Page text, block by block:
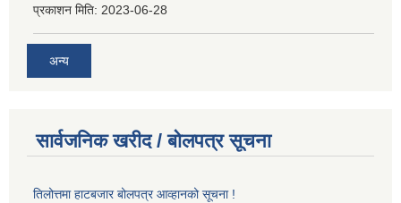
प्रकाशन मिति: 2023-06-28
अन्य
सार्वजनिक खरीद / बोलपत्र सूचना
तिलोत्तमा हाटबजार बोलपत्र आव्हानको सूचना !